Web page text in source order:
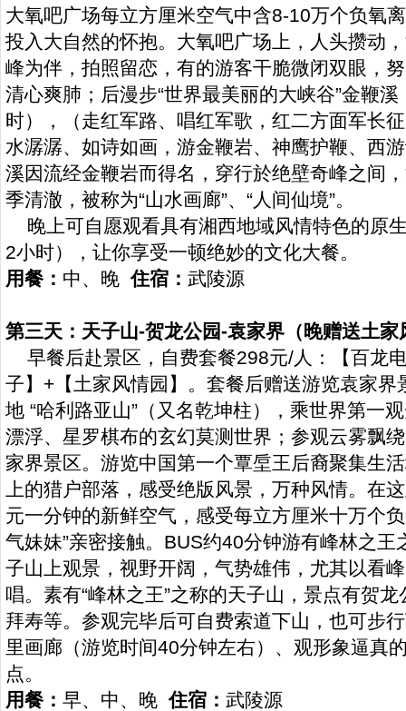
大氧吧广场每立方厘米空气中含8-10万个负氧
投入大自然的怀抱。大氧吧广场上，人头攒动
峰为伴，拍照留恋，有的游客干脆微闭双眼，
清心爽肺；后漫步“世界最美丽的大峡谷”金鞭
时），（走红军路、唱红军歌，红二方面军长
水潺潺、如诗如画，游金鞭岩、神鹰护鞭、西
溪因流经金鞭岩而得名，穿行於绝壁奇峰之间
季清澈，被称为“山水画廊”、“人间仙境”。
晚上可自愿观看具有湘西地域风情特色的原
2小时），让你享受一顿绝妙的文化大餐。
用餐： 中、晚住宿： 武陵源
第三天：天子山-贺龙公园-袁家界（晚赠送土家
早餐后赴景区，自费套餐298元/人：【百龙
子】+【土家风情园】。套餐后赠送游览袁家界
地 “哈利路亚山”（又名乾坤柱），乘世界第一
漂浮、星罗棋布的玄幻莫测世界；参观云雾飘
家界景区。游览中国第一个覃垕王后裔聚集生
上的猎户部落，感受绝版风景，万种风情。在
元一分钟的新鲜空气，感受每立方厘米十万个
气妹妹”亲密接触。BUS约40分钟游有峰林之
子山上观景，视野开阔，气势雄伟，尤其以看
唱。素有“峰林之王”之称的天子山，景点有贺
拜寿等。参观完毕后可自费索道下山，也可步
里画廊（游览时间40分钟左右）、观形象逼真
点。
用餐： 早、中、晚住宿： 武陵源